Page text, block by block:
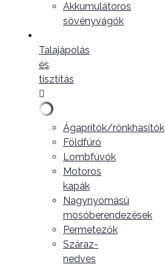
Akkumulátoros
sövényvágók
Talajápolás
és
tisztítás
Ágaprítók/rönkhasítók
Földfúró
Lombfúvók
Motoros
kapák
Nagynyomású
mosóberendezések
Permetezők
Száraz-
nedves